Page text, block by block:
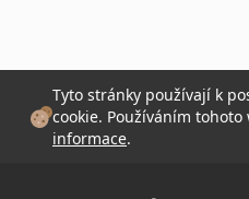
Tyto stránky používají k
cookie. Používáním
informace.